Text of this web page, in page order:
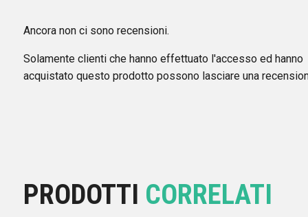
Ancora non ci sono recensioni.
Solamente clienti che hanno effettuato l'accesso ed hanno
acquistato questo prodotto possono lasciare una
PRODOTTI CORRELATI